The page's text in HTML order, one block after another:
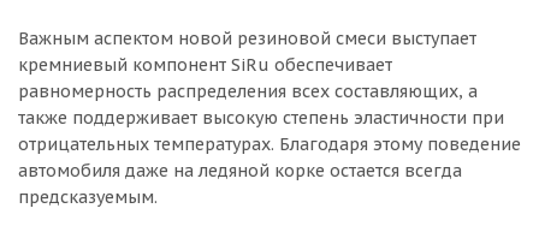
Важным аспектом новой резиновой смеси выступает
кремниевый компонент SiRu обеспечивает
равномерность распределения всех составляющих, а
также поддерживает высокую степень эластичности при
отрицательных температурах. Благодаря этому поведение
автомобиля даже на ледяной корке остается всегда
предсказуемым.